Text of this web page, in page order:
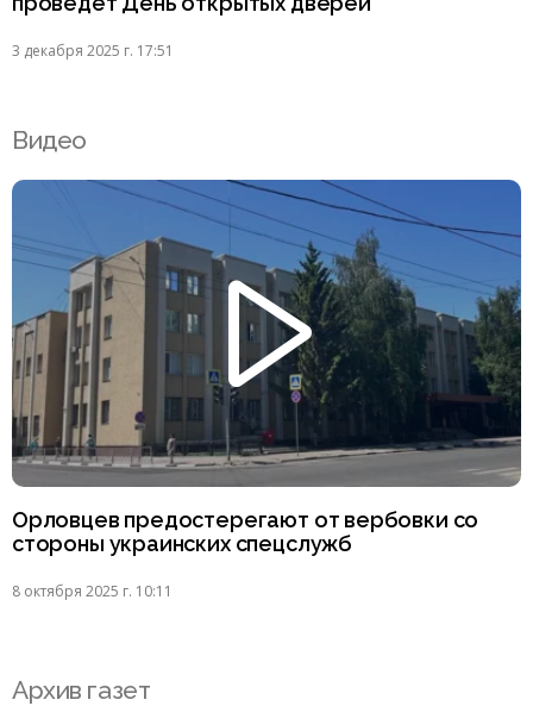
3 декабря 2025 г. 17:51
Видео
Орловцев предостерегают от вербовки со
стороны украинских спецслужб
8 октября 2025 г. 10:11
Архив газет